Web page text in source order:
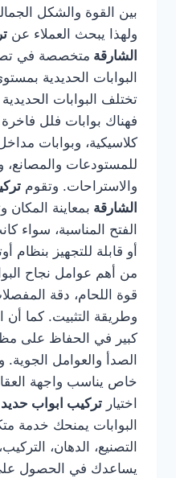
بين القوة والشكل
ولهذا يبحث العملاء عن
الشارقة متخصصة في
البوابات الحديدية
تختلف البوابات
فهناك بوابات فلل
كلاسيكية، وبوابات
للمستودعات والمصانع،
والاستراحات. وتقوم
الشارقة بمعاينة
الفتح المناسبة، سواء
أو قابلة للتجهيز بنظام
من أهم عوامل نجاح
قوة اللحام، دقة
وطريقة التثبيت. كما أن
كبير في الحفاظ على
الصدأ والعوامل الجوية.
خاص يناسب واجهة
اختيار تركيب ابواب
البوابات يمنحك خدمة
التصنيع، الدهان،
يساعدك في الحصول